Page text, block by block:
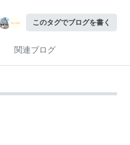
このタグでブログを書く
関連ブログ